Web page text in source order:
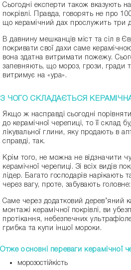
Сьогодні експерти також вказують на
покрівлі. Правда, говорять не про
що керамічний дах прослужить три
В давнину мешканців міст та сіл в
покривати свої дахи саме
вона здатна витримати пожежу.
запевняють, що мороз, грози, гради
витримує на «ура».
З ЧОГО СКЛАДАЄТЬСЯ
Якщо ж насправді сьогодні
до керамічної черепиці, то її склад
лікувальної глини, яку продають в
справді, так.
Крім того, не можна не відзначити
керамічної черепиці. Зі всіх видів
лідер. Багато господарів нарікають
через вагу, проте, забувають
Саме через додатковий дерев’яний
монтажі керамічної покрівлі, ви
протікання, небезпечних
грибка та купи іншої мороки.
Отже основні переваги керамічної
морозостійкість